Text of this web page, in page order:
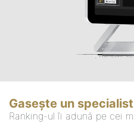
Gasește un specialist
Ranking-ul îi adună pe cei